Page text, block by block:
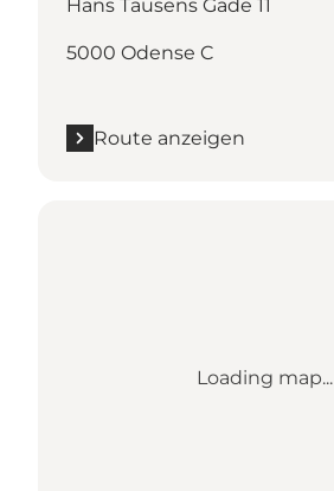
Hans Tausens Gade 11
5000 Odense C
Route anzeigen
Loading map...